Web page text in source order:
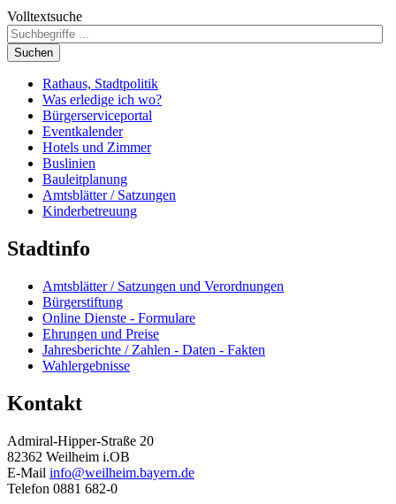
Volltextsuche
Suchen
Rathaus, Stadtpolitik
Was erledige ich wo?
Bürgerserviceportal
Eventkalender
Hotels und Zimmer
Buslinien
Bauleitplanung
Amtsblätter / Satzungen
Kinderbetreuung
Stadtinfo
Amtsblätter / Satzungen und Verordnungen
Bürgerstiftung
Online Dienste - Formulare
Ehrungen und Preise
Jahresberichte / Zahlen - Daten - Fakten
Wahlergebnisse
Kontakt
Admiral-Hipper-Straße 20
82362 Weilheim i.OB
E-Mail info@weilheim.bayern.de
Telefon 0881 682-0